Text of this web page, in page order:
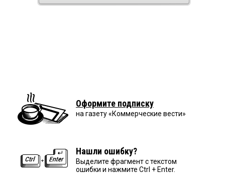
Оформите подписку
на газету «Коммерческие вести»
Нашли ошибку?
Выделите фрагмент с текстом
ошибки и нажмите Ctrl + Enter.